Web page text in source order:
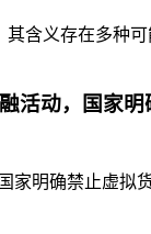
含义存在多种
活动，国家
明确禁止虚